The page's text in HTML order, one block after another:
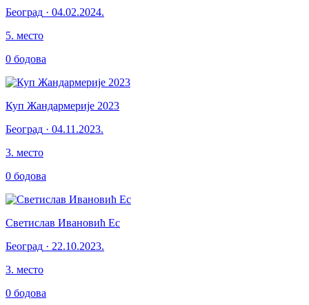
Београд · 04.02.2024.
5. место
0 бодова
Куп Жандармерије 2023
Београд · 04.11.2023.
3. место
0 бодова
Светислав Ивановић Ес
Београд · 22.10.2023.
3. место
0 бодова